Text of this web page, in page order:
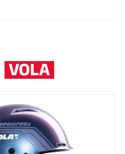
VOLA